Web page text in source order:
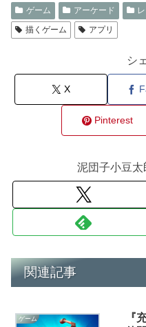
ゲーム アーケード
描くゲーム
アプリ
シ
X
Pinterest
泥団子小豆太
関連記事
ゲーム
『